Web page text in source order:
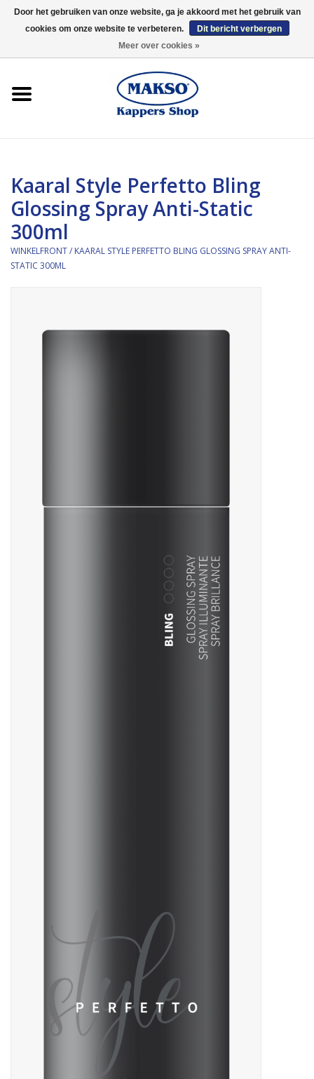
0 Artikelen - €0,00
Kaaral
360
Merken
Kaaral Style Perfetto Bling
Glossing Spray Anti-Static
300ml
WINKELFRONT/ KAARAL STYLE PERFETTO BLING GLOSSING SPRAY ANTI-
STATIC 300ML
Door het gebruiken van onze website, ga je akkoord met het gebruik van
cookies om onze website te verbeteren.
Dit bericht verbergen
Meer over cookies »